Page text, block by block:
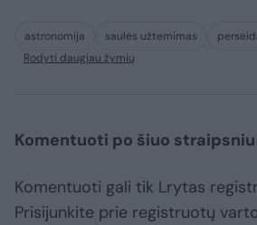
astronomija saulės užtemimas
Rodyti daugiau žymių
Komentuoti po šiuo straipsniu
Komentuoti gali tik Lrytas
Prisijunkite prie registruotų